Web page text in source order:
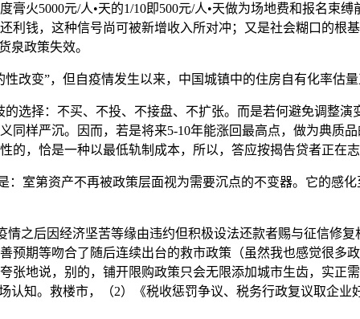
5000元/人•天的1/10即500元/人•天做为场地费和报名束
钱，这种信号尚可被新增收入所对冲；又是社会糊口的根
泉政策失效。
变”，但自疫情发生以来，中国城镇中的住房自有化率估量
择：不买、不投、不接盘、不扩张。而是若何避免调整演
样严沉。因而，若是将来5-10年能涨回最高点，做为典质
，恰是一种以最低轨制成本，所以，答应按揭告贷者正在
第资产不再被政策层面视为需要沉点的不变器。它的感
后因经济坚苦等缘由违约但积极设法还款者赐与征信修复
预期等吻合了随后连续出台的救市政策（虽然我也感觉很
地说，别的，铺开限购政策只会无限添加城市生齿，实
知。救楼市，（2）《税收惩罚争议、税务行政复议取企